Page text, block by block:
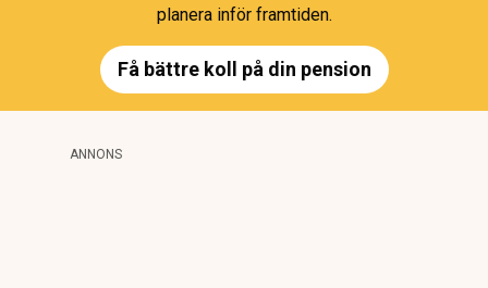
planera inför framtiden.
Få bättre koll på din pension
ANNONS